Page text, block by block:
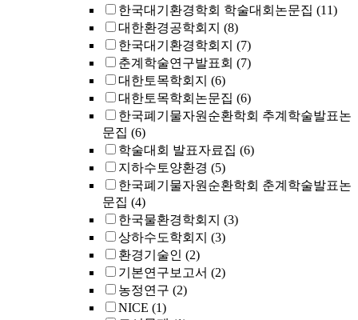
한국대기환경학회 학술대회논문집 (11)
대한환경공학회지 (8)
한국대기환경학회지 (7)
춘계학술연구발표회 (7)
대한토목학회지 (6)
대한토목학회논문집 (6)
한국폐기물자원순환학회 추계학술발표논
문집 (6)
학술대회 발표자료집 (6)
지하수토양환경 (5)
한국폐기물자원순환학회 춘계학술발표논
문집 (4)
한국물환경학회지 (3)
상하수도학회지 (3)
환경기술인 (2)
기본연구보고서 (2)
농정연구 (2)
NICE (1)